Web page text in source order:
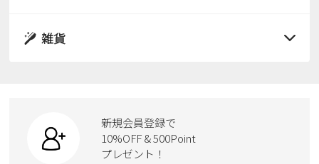
スニーカー
カジュアルシューズ
ワークシューズ
ローファー
サンダル
スクール
ボディバッグ
ハンドバッグ
雑貨
ケア用品
新規会員登録で
10%OFF & 500Point
プレゼント！